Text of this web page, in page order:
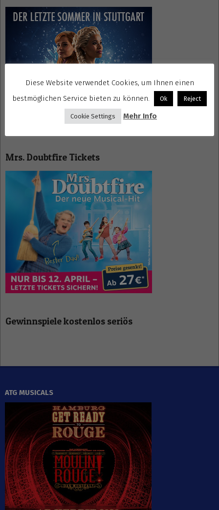
Mrs. Doubtfire Tickets
Gewinnspiele kostenlos seriös
ATG MUSICALS
Diese Website verwendet Cookies, um Ihnen einen
bestmöglichen Service bieten zu können.
Ok Reject
Cookie Settings Mehr Info